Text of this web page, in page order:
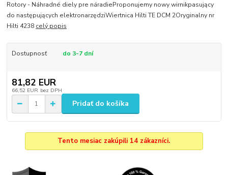
Rotory - Náhradné diely pre náradieProponujemy nowy wirnikpasujący
do następujących elektronarzędziWiertnica Hilti TE DCM 2Oryginalny nr
Hilti 4238 celý popis
Dostupnosť do 3-7 dní
81,82 EUR
66,52 EUR bez DPH
Pridať do košíka
Tento mesiac zakúpili 14 zákazníci.